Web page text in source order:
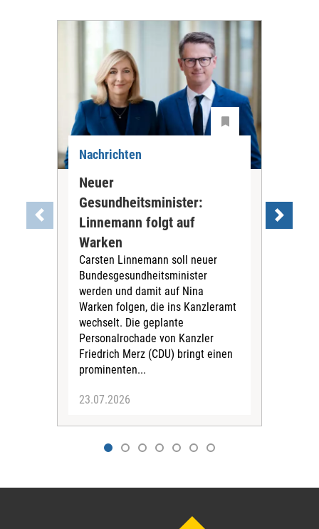
Nachrichten
Neuer
Gesundheitsminister:
Linnemann folgt auf
Warken
Carsten Linnemann soll neuer
Bundesgesundheitsminister
werden und damit auf Nina
Warken folgen, die ins Kanzleramt
wechselt. Die geplante
Personalrochade von Kanzler
Friedrich Merz (CDU) bringt einen
prominenten...
23.07.2026